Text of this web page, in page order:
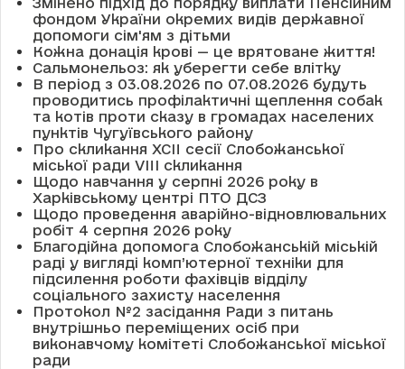
фондом України окремих видів державної
допомоги сім'ям з дітьми
Кожна донація крові — це врятоване життя!
Сальмонельоз: як уберегти себе влітку
В період з 03.08.2026 по 07.08.2026 будуть
проводитись профілактичні щеплення собак
та котів проти сказу в громадах населених
пунктів Чугуївського району
Про скликання XCII сесії Слобожанської
міської ради VIII скликання
Щодо навчання у серпні 2026 року в
Харківському центрі ПТО ДСЗ
Щодо проведення аварійно-відновлювальних
робіт 4 серпня 2026 року
Благодійна допомога Слобожанській міській
раді у вигляді комп’ютерної техніки для
підсилення роботи фахівців відділу
соціального захисту населення
Протокол №2 засідання Ради з питань
внутрішньо переміщених осіб при
виконавчому комітеті Слобожанської міської
ради